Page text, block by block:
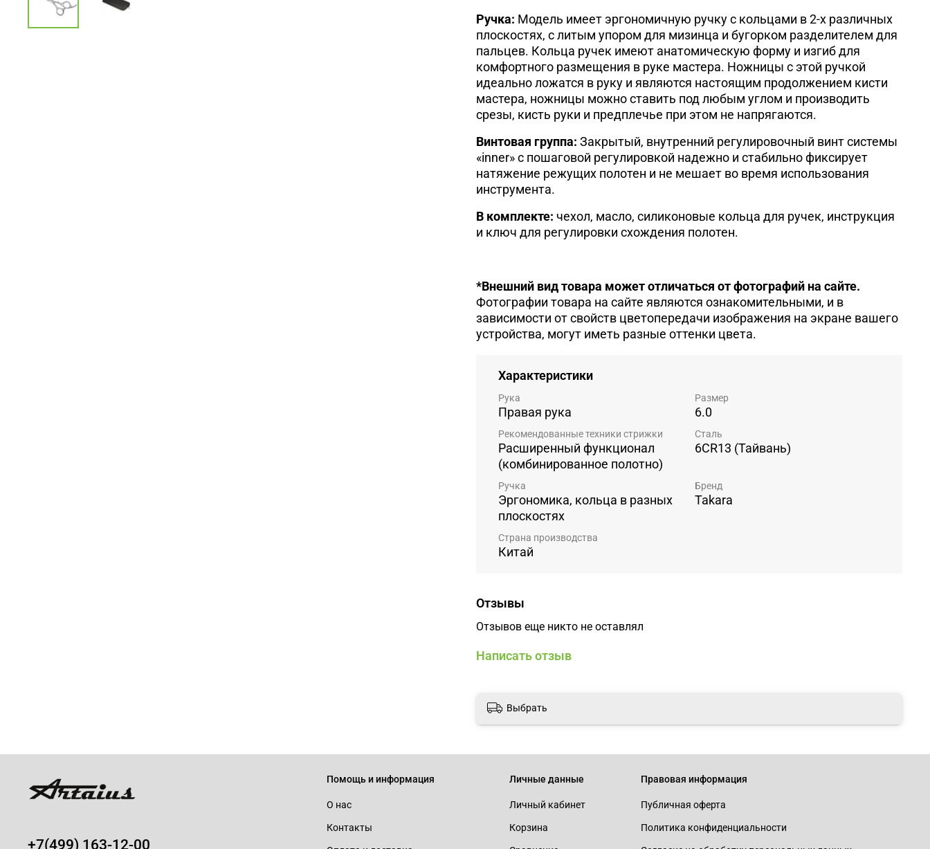
Ручка: Модель имеет эргономичную ручку с кольцами в 2-х различных
плоскостях, с литым упором для мизинца и бугорком разделителем для
пальцев. Кольца ручек имеют анатомическую форму и изгиб для
комфортного размещения в руке мастера. Ножницы с этой ручкой
идеально ложатся в руку и являются настоящим продолжением кисти
мастера, ножницы можно ставить под любым углом и производить
срезы, кисть руки и предплечье при этом не напрягаются.
Винтовая группа: Закрытый, внутренний регулировочный винт системы
«inner» с пошаговой регулировкой надежно и стабильно фиксирует
натяжение режущих полотен и не мешает во время использования
инструмента.
В комплекте: чехол, масло, силиконовые кольца для ручек, инструкция
и ключ для регулировки схождения полотен.
*Внешний вид товара может отличаться от фотографий на сайте.
Фотографии товара на сайте являются ознакомительными, и в
зависимости от свойств цветопередачи изображения на экране вашего
устройства, могут иметь разные оттенки цвета.
Характеристики
Рука
Правая рука
Размер
6.0
Рекомендованные техники стрижки
Расширенный функционал
(комбинированное полотно)
Сталь
6CR13 (Тайвань)
Ручка
Эргономика, кольца в разных
плоскостях
Бренд
Takara
Страна производства
Китай
Отзывы
Отзывов еще никто не оставлял
Написать отзыв
Выбрать
Помощь и информация
О нас
Контакты
Личные данные
Личный кабинет
Корзина
Правовая информация
Публичная оферта
Политика конфиденциальности
+7(499) 163-12-00